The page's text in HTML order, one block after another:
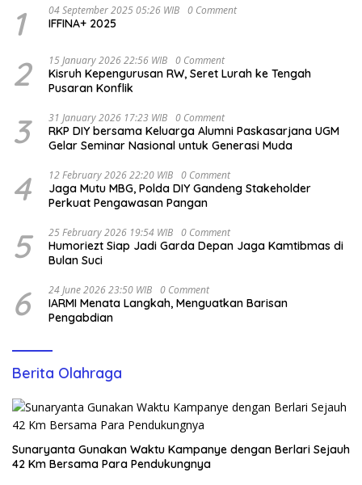
1 04 September 2025 05:26 WIB 0 Comment
IFFINA+ 2025
2 15 January 2026 22:56 WIB 0 Comment
Kisruh Kepengurusan RW, Seret Lurah ke Tengah
Pusaran Konflik
3 31 January 2026 17:23 WIB 0 Comment
RKP DIY bersama Keluarga Alumni Paskasarjana UGM
Gelar Seminar Nasional untuk Generasi Muda
4 12 February 2026 22:20 WIB 0 Comment
Jaga Mutu MBG, Polda DIY Gandeng Stakeholder
Perkuat Pengawasan Pangan
5 25 February 2026 19:54 WIB 0 Comment
Humoriezt Siap Jadi Garda Depan Jaga Kamtibmas di
Bulan Suci
6 24 June 2026 23:50 WIB 0 Comment
IARMI Menata Langkah, Menguatkan Barisan
Pengabdian
Berita Olahraga
Sunaryanta Gunakan Waktu Kampanye dengan Berlari Sejauh
42 Km Bersama Para Pendukungnya